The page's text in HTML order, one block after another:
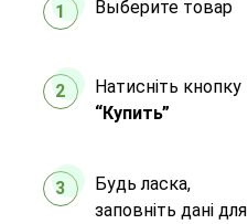
1 Выберите товар
2
Натисніть кнопку
“Купить”
3
Будь ласка,
заповніть дані для